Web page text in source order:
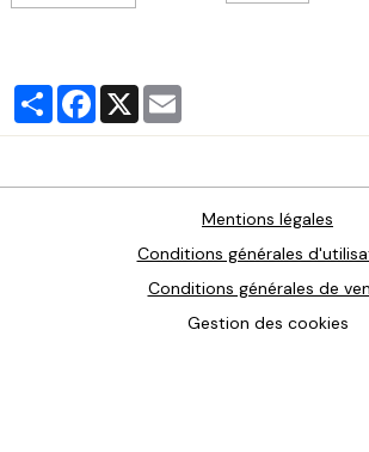
PartagerFacebook
X
Mentions légales
Conditions générales
Conditions générales de
Gestion des cookies